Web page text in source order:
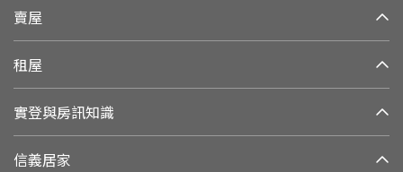
賣屋
租屋
實登與房訊知識
信義居家